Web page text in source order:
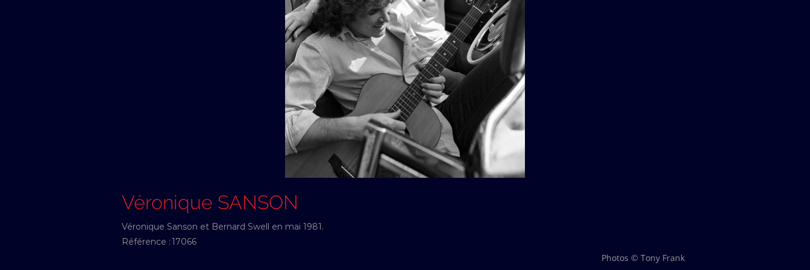
Véronique SANSON
Véronique Sanson et Bernard Swell en mai 1981.
Référence :17066
Photos © Tony Frank